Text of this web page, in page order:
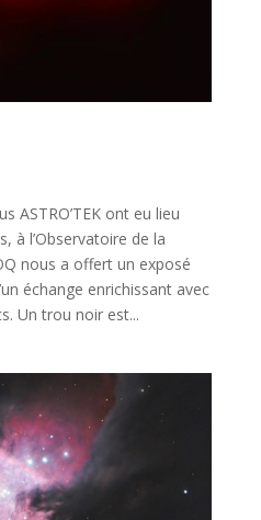
ASTRO’TEK ont eu lieu
à l’Observatoire de la
nous a offert un exposé
échange enrichissant avec
Un trou noir est...